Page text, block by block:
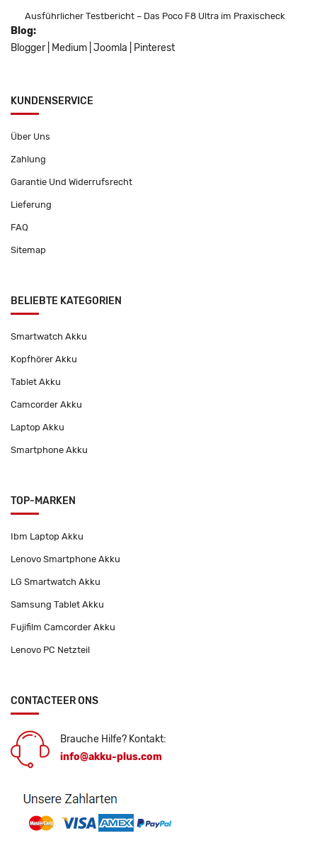
Ausführlicher Testbericht – Das Poco F8 Ultra im Praxischeck
Blog:
Blogger
Medium Joomla Pinterest
KUNDENSERVICE
Über Uns
Zahlung
Garantie Und Widerrufsrecht
Lieferung
FAQ
Sitemap
BELIEBTE KATEGORIEN
Smartwatch Akku
Kopfhörer Akku
Tablet Akku
Camcorder Akku
Laptop Akku
Smartphone Akku
TOP-MARKEN
Ibm Laptop Akku
Lenovo Smartphone Akku
LG Smartwatch Akku
Samsung Tablet Akku
Fujifilm Camcorder Akku
Lenovo PC Netzteil
CONTACTEER ONS
Brauche Hilfe? Kontakt:
info@akku-plus.com